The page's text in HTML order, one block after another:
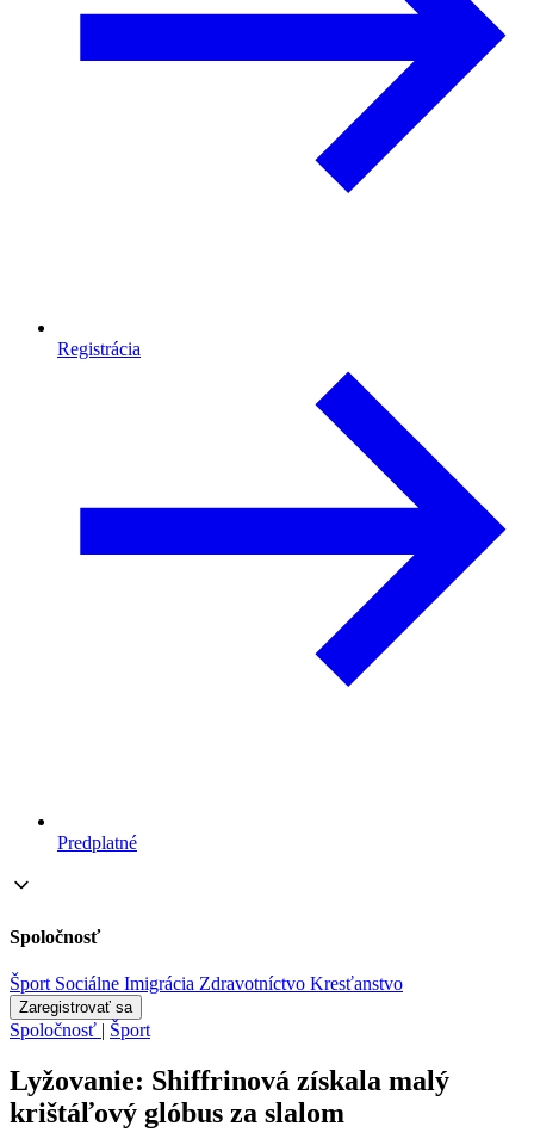
Registrácia
Predplatné
Spoločnosť
Šport Sociálne Imigrácia Zdravotníctvo Kresťanstvo
Zaregistrovať sa
Spoločnosť | Šport
Lyžovanie: Shiffrinová získala malý
krištáľový glóbus za slalom